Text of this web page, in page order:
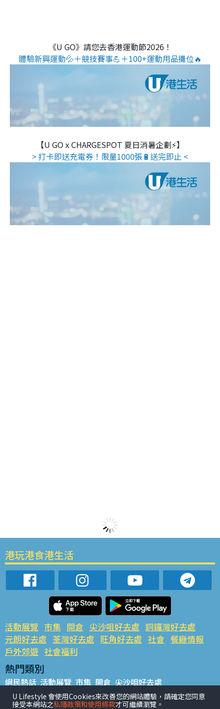
《U GO》請您去香港運動節2026！
體驗新興運動💦＋競技賽事💪＋100+運動用品攤位🔥
【U GO x CHARGESPOT 夏日消暑企劃⚡】
> 打卡即送充電券！限量1000張🔋送完即止 <
港玩港食港生活
活動展覽 市集 開倉 尖沙咀好去處 銅鑼灣好去處
元朗好去處 荃灣好去處 旺角好去處 社會 餐廳情報
戶外郊遊 社會福利
熱門類別
網民熱話 活動展覽 市集 開倉 尖沙咀好去處
銅鑼灣好去處 元朗好去處 荃灣好去處 旺角好去處 社會
餐廳情報 戶外郊遊
U Lifestyle 會使用Cookies來改善您的網站體驗，請確定您同意
接受本網站之私隱政策和使用條款才可繼續瀏覽。